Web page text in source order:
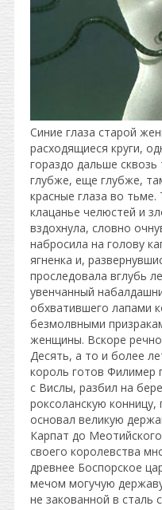
Синие глаза старой
расходящиеся круги,
гораздо дальше
глубже, еще глубже,
красные глаза во
клацанье челюстей и
вздохнула, словно
набросила на голову
ягненка и,
проследовала вглубь
увенчанный
обхватившего лапами
безмолвными
женщины. Вскоре
Десять, а то и более
король готов
с Вислы, разбил на
роксоланскую конницу,
основал великую
Карпат до
своего королевства
древнее Боспорское
мечом могучую
не закованной в сталь